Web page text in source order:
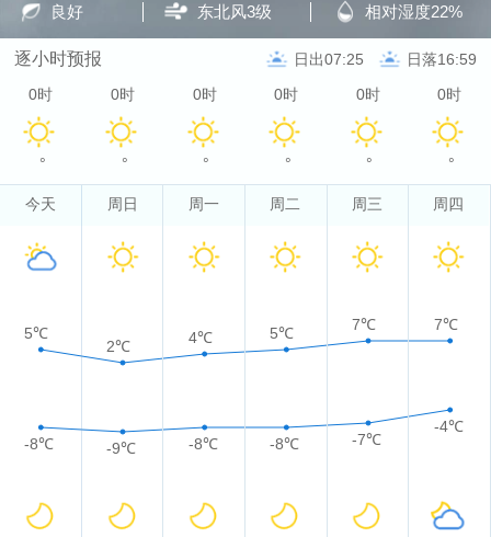
良好 东北风3级 相对湿度22%
逐小时预报 日出07:25 日落16:59
0时
°
0时
°
0时
°
0时
°
0时
°
0时
°
今天 周日 周一 周二 周三 周四
5℃
2℃ 4℃ 5℃ 7℃ 7℃
-8℃ -9℃ -8℃ -8℃ -7℃
-4℃